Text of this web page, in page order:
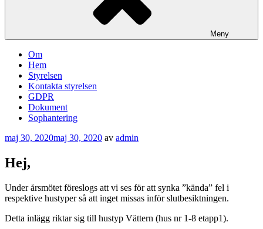
Meny
Om
Hem
Styrelsen
Kontakta styrelsen
GDPR
Dokument
Sophantering
Publicerat
maj 30, 2020maj 30, 2020 av admin
Hej,
Under årsmötet föreslogs att vi ses för att synka ”kända” fel i
respektive hustyper så att inget missas inför slutbesiktningen.
Detta inlägg riktar sig till hustyp Vättern (hus nr 1-8 etapp1).